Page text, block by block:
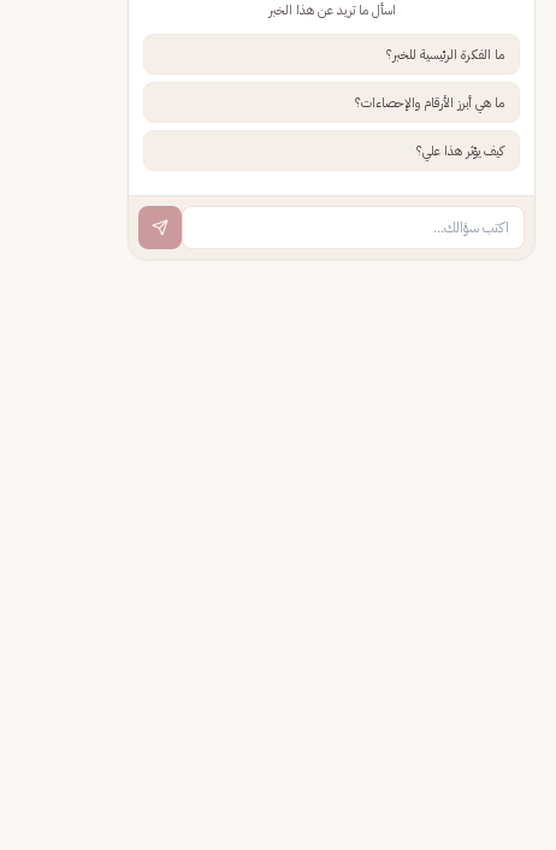
اسأل ما تريد عن هذا الخبر
ما الفكرة الرئيسية للخبر؟
ما هي أبرز الأرقام والإحصاءات؟
كيف يؤثر هذا علي؟